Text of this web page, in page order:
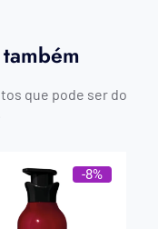
que pode ser do
-8%